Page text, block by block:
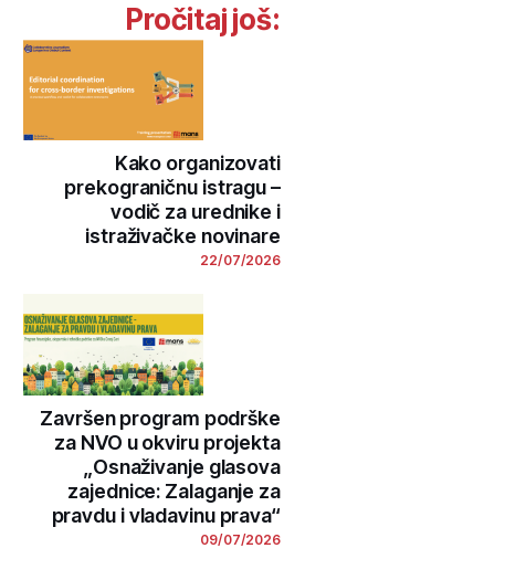
Pročitaj još:
Kako organizovati
prekograničnu istragu –
vodič za urednike i
istraživačke novinare
22/07/2026
Završen program podrške
za NVO u okviru projekta
„Osnaživanje glasova
zajednice: Zalaganje za
pravdu i vladavinu prava“
09/07/2026